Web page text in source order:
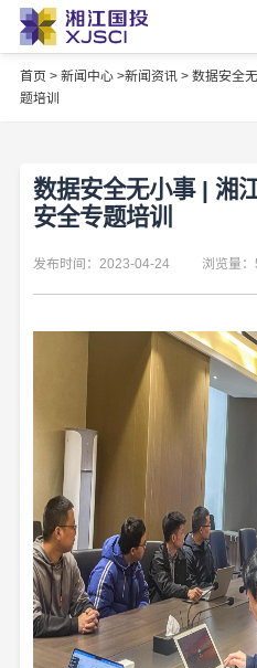
首页 > 新闻中心 >新闻资讯 > 数据安全
题培训
数据安全无小事 | 湘
安全专题培训
发布时间：2023-04-24 浏览量